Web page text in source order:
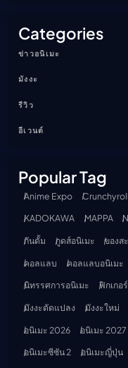
Categories
ข่าวอนิเมะ
มังงะ
รีวิว
อีเวนต์
Popular Tag
Anime Expo Crunchyroll
KADOKAWA
MAPPA
กันดั้ม
กูดส์อนิเมะ ของส
คอลแลบ
คอลแลบอนิเมะ
นิทรรศการอนิเมะ
ฟิกเกอร์
มังงะดัดแปลง
มังงะใหม่
อนิเมะ 2026
อนิเมะ 2027
อนิเมะซีซัน 2
อนิเมะญี่ปุ่น